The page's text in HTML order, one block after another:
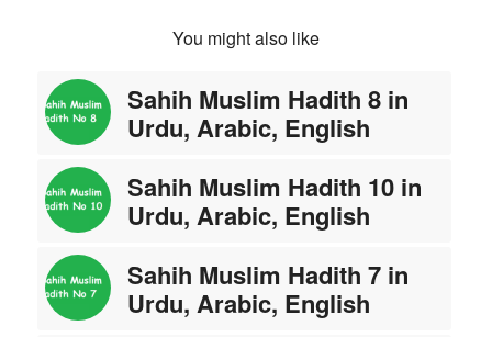
You might also like
Sahih Muslim Hadith 8 in
Urdu, Arabic, English
Sahih Muslim Hadith 10 in
Urdu, Arabic, English
Sahih Muslim Hadith 7 in
Urdu, Arabic, English